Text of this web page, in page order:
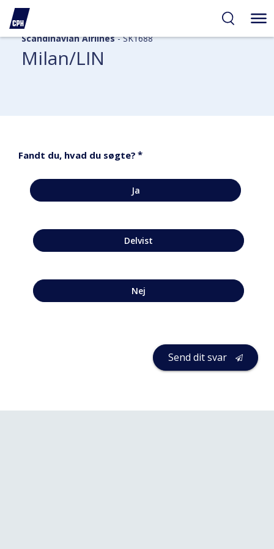
Scandinavian Airlines- SK1688
Milan/LIN
Fandt du, hvad du søgte? *
Ja
Delvist
Nej
Send dit svar